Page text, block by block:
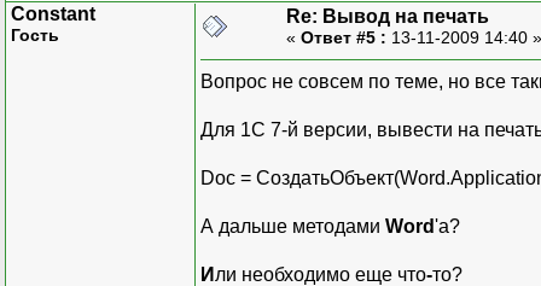
Constant
Гость
Re: Вывод на печать
« Ответ #5 : 13-11-2009 14:40
Вопрос не совсем по теме, но все
Для 1С 7-й версии, вывести на
Doc =
А дальше методами Word'а?
И ли необходимо еще что-то?